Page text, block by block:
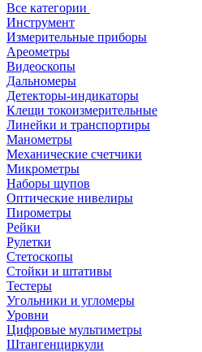
Все категории
Инструмент
Измерительные приборы
Ареометры
Видеоскопы
Дальномеры
Детекторы-индикаторы
Клещи токоизмерительные
Линейки и транспортиры
Манометры
Механические счетчики
Микрометры
Наборы щупов
Оптические нивелиры
Пирометры
Рейки
Рулетки
Стетоскопы
Стойки и штативы
Тестеры
Угольники и угломеры
Уровни
Цифровые мультиметры
Штангенциркули